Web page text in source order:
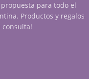
para todo el
Productos y regalos
consulta!